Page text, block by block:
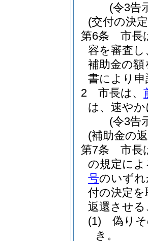
(令3告
(交付の決
第6条
市長
容を審査
補助金の額
書により
2
市長は、
は、速や
(令3告
(補助金の
第7条
市長
の規定に
号のいず
付の決定
返還させ
(1)
偽り
き。